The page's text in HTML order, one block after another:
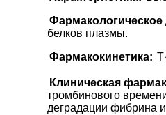
Фармакологическое
белков плазмы.
Фармакокинетика: T
Клиническая
тромбинового
деградации фибрина